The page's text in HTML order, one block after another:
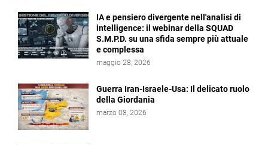
IA e pensiero divergente nell'analisi di
intelligence: il webinar della SQUAD
S.M.P.D. su una sfida sempre più attuale
e complessa
maggio 28, 2026
Guerra Iran-Israele-Usa: Il delicato ruolo
della Giordania
marzo 08, 2026